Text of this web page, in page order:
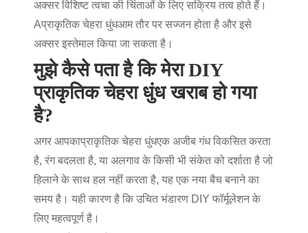
अक्सर विशिष्ट त्वचा की चिंताओं के लिए सक्रिय तत्व होते हैं।
Aप्राकृतिक चेहरा धुंधआम तौर पर सज्जन होता है और इसे
अक्सर इस्तेमाल किया जा सकता है।
मुझे कैसे पता है कि मेरा DIY
प्राकृतिक चेहरा धुंध खराब हो गया
है?
अगर आपकाप्राकृतिक चेहरा धुंधएक अजीब गंध विकसित करता
है, रंग बदलता है, या अलगाव के किसी भी संकेत को दर्शाता है जो
हिलाने के साथ हल नहीं करता है, यह एक नया बैच बनाने का
समय है। यही कारण है कि उचित भंडारण DIY फॉर्मूलेशन के
लिए महत्वपूर्ण है।